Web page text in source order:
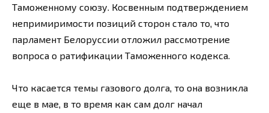
Таможенному союзу. Косвенным подтверждением
непримиримости позиций сторон стало то, что
парламент Белоруссии отложил рассмотрение
вопроса о ратификации Таможенного кодекса.
Что касается темы газового долга, то она возникла
еще в мае, в то время как сам долг начал